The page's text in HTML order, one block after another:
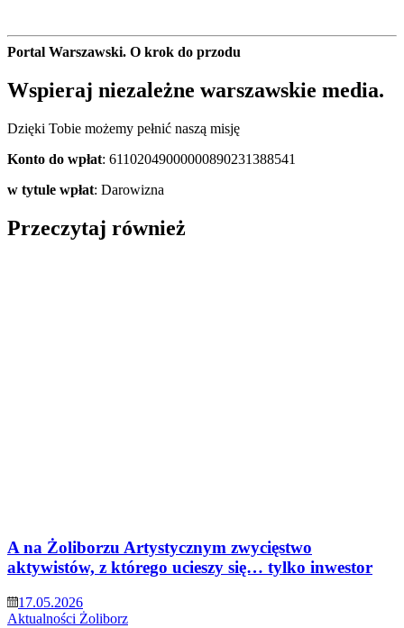
Portal Warszawski. O krok do przodu
Wspieraj niezależne warszawskie media.
Dzięki Tobie możemy pełnić naszą misję
Konto do wpłat: 61102049000000890231388541
w tytule wpłat: Darowizna
Przeczytaj również
A na Żoliborzu Artystycznym zwycięstwo
aktywistów, z którego ucieszy się… tylko inwestor
17.05.2026
Aktualności Żoliborz